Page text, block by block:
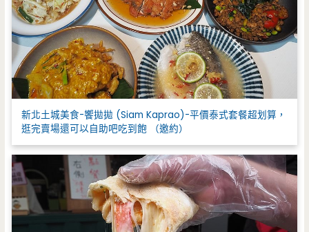
新北土城美食-饗拋拋 (Siam Kaprao)-平價泰式套餐超划算，
逛完賣場還可以自助吧吃到飽 （邀約）